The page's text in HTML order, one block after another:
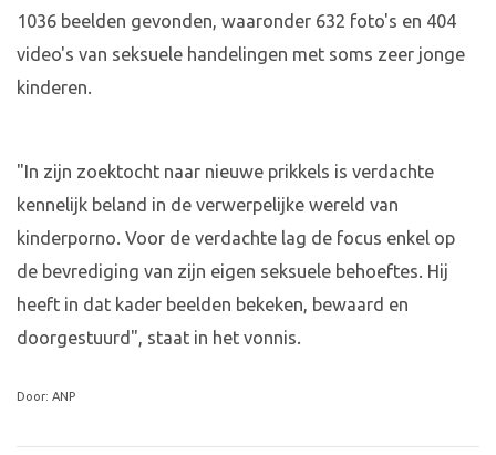
1036 beelden gevonden, waaronder 632 foto's en 404
video's van seksuele handelingen met soms zeer jonge
kinderen.
"In zijn zoektocht naar nieuwe prikkels is verdachte
kennelijk beland in de verwerpelijke wereld van
kinderporno. Voor de verdachte lag de focus enkel op
de bevrediging van zijn eigen seksuele behoeftes. Hij
heeft in dat kader beelden bekeken, bewaard en
doorgestuurd", staat in het vonnis.
Door: ANP